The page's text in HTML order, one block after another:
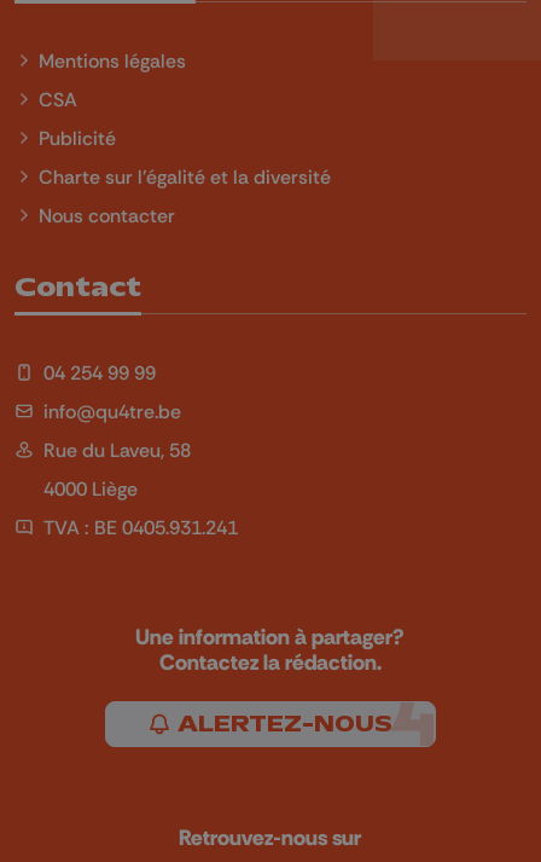
Mentions légales
CSA
Publicité
Charte sur l'égalité et la diversité
Nous contacter
Contact
04 254 99 99
info@qu4tre.be
Rue du Laveu, 58
4000 Liège
TVA : BE 0405.931.241
Une information à partager?
Contactez la rédaction.
ALERTEZ-NOUS
Retrouvez-nous sur